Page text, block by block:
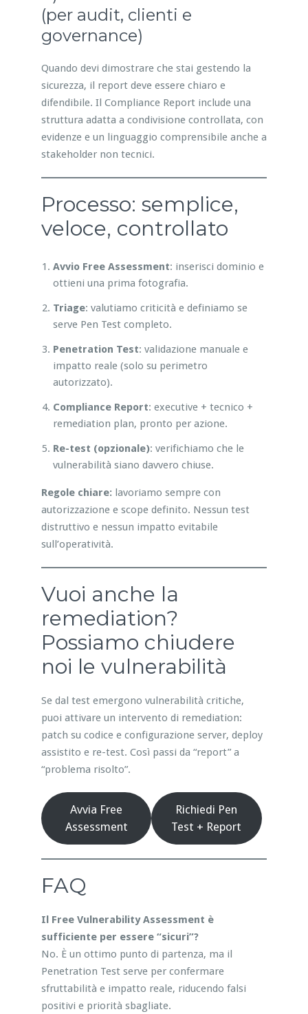
(per audit, clienti e
governance)
Quando devi dimostrare che stai gestendo la
sicurezza, il report deve essere chiaro e
difendibile. Il Compliance Report include una
struttura adatta a condivisione controllata, con
evidenze e un linguaggio comprensibile anche a
stakeholder non tecnici.
Processo: semplice,
veloce, controllato
Avvio Free Assessment: inserisci dominio e
ottieni una prima fotografia.
Triage: valutiamo criticità e definiamo se
serve Pen Test completo.
Penetration Test: validazione manuale e
impatto reale (solo su perimetro
autorizzato).
Compliance Report: executive + tecnico +
remediation plan, pronto per azione.
Re-test (opzionale): verifichiamo che le
vulnerabilità siano davvero chiuse.
Regole chiare: lavoriamo sempre con
autorizzazione e scope definito. Nessun test
distruttivo e nessun impatto evitabile
sull’operatività.
Vuoi anche la
remediation?
Possiamo chiudere
noi le vulnerabilità
Se dal test emergono vulnerabilità critiche,
puoi attivare un intervento di remediation:
patch su codice e configurazione server, deploy
assistito e re-test. Così passi da “report” a
“problema risolto”.
Avvia Free
Assessment
Richiedi Pen
Test + Report
FAQ
Il Free Vulnerability Assessment è
sufficiente per essere “sicuri”?
No. È un ottimo punto di partenza, ma il
Penetration Test serve per confermare
sfruttabilità e impatto reale, riducendo falsi
positivi e priorità sbagliate.